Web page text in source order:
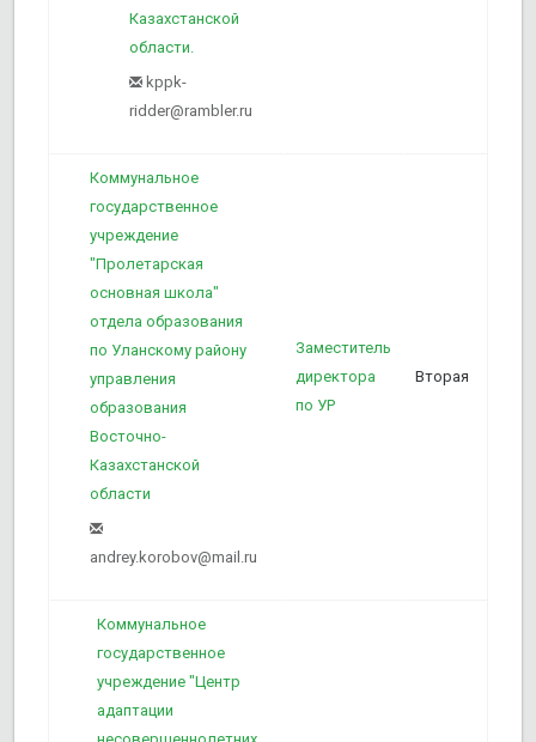
Казахстанской
области.
kppk-
ridder@rambler.ru
Коммунальное
государственное
учреждение
"Пролетарская
основная школа"
отдела образования
по Уланскому району
управления
образования
Восточно-
Казахстанской
области
andrey.korobov@mail.ru
Заместитель
директора
по УР
Вторая
Коммунальное
государственное
учреждение "Центр
адаптации